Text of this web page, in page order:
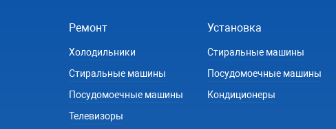
Ремонт
Холодильники
Стиральные машины
Посудомоечные машины
Телевизоры
Установка
Стиральные машины
Посудомоечные машины
Кондиционеры